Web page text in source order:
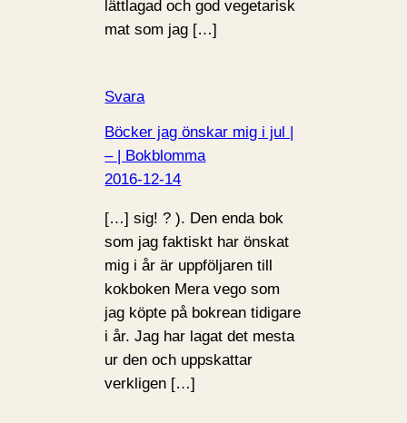
lättlagad och god vegetarisk
mat som jag […]
Svara
Böcker jag önskar mig i jul |
– | Bokblomma
2016-12-14
[…] sig! ? ). Den enda bok
som jag faktiskt har önskat
mig i år är uppföljaren till
kokboken Mera vego som
jag köpte på bokrean tidigare
i år. Jag har lagat det mesta
ur den och uppskattar
verkligen […]